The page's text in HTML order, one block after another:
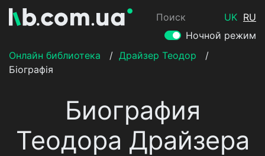
Поиск UK RU
Ночной режим
Онлайн библиотека
/ Драйзер Теодор
/
Біографія
Биография
Теодора Драйзера